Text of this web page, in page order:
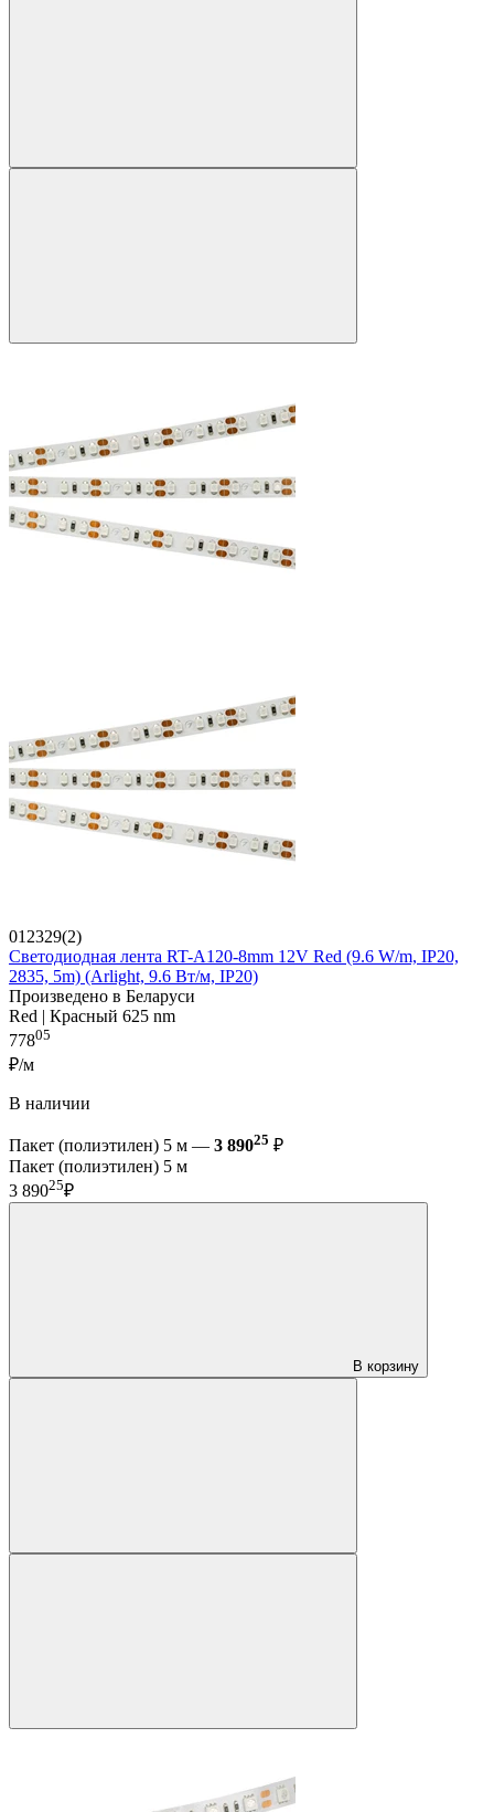
012329(2)
Светодиодная лента RT-A120-8mm 12V Red (9.6 W/m, IP20,
2835, 5m) (Arlight, 9.6 Вт/м, IP20)
Произведено в Беларуси
Red | Красный 625 nm
77805
₽/м
В наличии
Пакет (полиэтилен) 5 м — 3 89025 ₽
Пакет (полиэтилен) 5 м
3 89025₽
В корзину